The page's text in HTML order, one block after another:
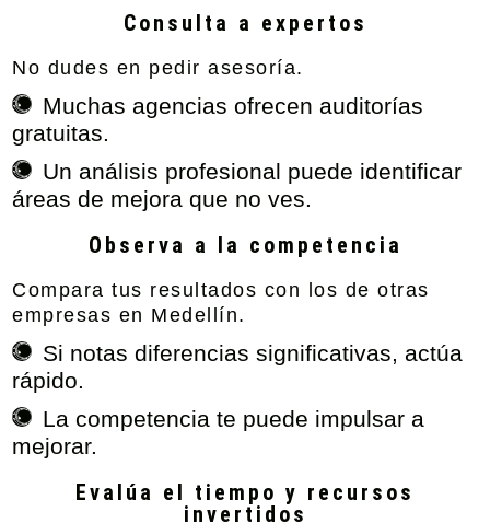
Consulta a expertos
No dudes en pedir asesoría.
Muchas agencias ofrecen auditorías
gratuitas.
Un análisis profesional puede identificar
áreas de mejora que no ves.
Observa a la competencia
Compara tus resultados con los de otras
empresas en Medellín.
Si notas diferencias significativas, actúa
rápido.
La competencia te puede impulsar a
mejorar.
Evalúa el tiempo y recursos
invertidos